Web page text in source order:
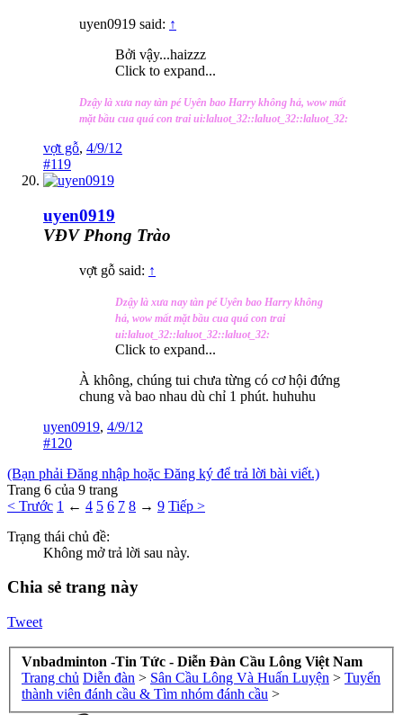
uyen0919 said: ↑
Bởi vậy...haizzz
Click to expand...
Dzậy là xưa nay tàn pé Uyên bao Harry không hả, wow mất
mặt bầu cua quá con trai ui:laluot_32::laluot_32::laluot_32:
vợt gỗ, 4/9/12
#119
uyen0919
VĐV Phong Trào
vợt gỗ said: ↑
Dzậy là xưa nay tàn pé Uyên bao Harry không
hả, wow mất mặt bầu cua quá con trai
ui:laluot_32::laluot_32::laluot_32:
Click to expand...
À không, chúng tui chưa từng có cơ hội đứng
chung và bao nhau dù chỉ 1 phút. huhuhu
uyen0919, 4/9/12
#120
(Bạn phải Đăng nhập hoặc Đăng ký để trả lời bài viết.)
Trang 6 của 9 trang
< Trước 1 ← 4 5 6 7 8 → 9 Tiếp >
Trạng thái chủ đề:
Không mở trả lời sau này.
Chia sẻ trang này
Tweet
Vnbadminton -Tin Tức - Diễn Đàn Cầu Lông Việt Nam
Trang chủ Diễn đàn > Sân Cầu Lông Và Huấn Luyện > Tuyển
thành viên đánh cầu & Tìm nhóm đánh cầu >